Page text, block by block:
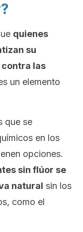
quienes
su
las
un elemento
que se
en los
opciones.
sin flúor se
natural sin los
como el